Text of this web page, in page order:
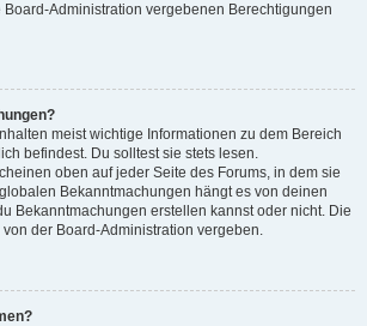
Board-Administration vergebenen Berechtigungen
meist wichtige Informationen zu dem Bereich
befindest. Du solltest sie stets lesen.
oben auf jeder Seite des Forums, in dem sie
Bekanntmachungen hängt es von deinen
Bekanntmachungen erstellen kannst oder nicht. Die
der Board-Administration vergeben.